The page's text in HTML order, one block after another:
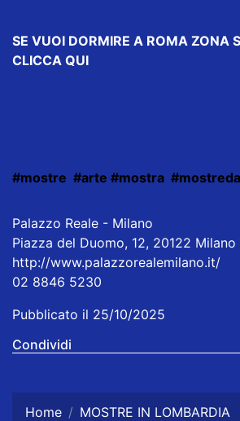
SE VUOI DORMIRE A ROMA ZONA
CLICCA QUI
#mostre #arte #mostra
Palazzo Reale - Milano
Piazza del Duomo, 12, 20122 Milano
http://www.palazzorealemilano.it/
02 8846 5230
Pubblicato il 25/10/2025
Condividi
Home
MOSTRE IN LOMBARDIA